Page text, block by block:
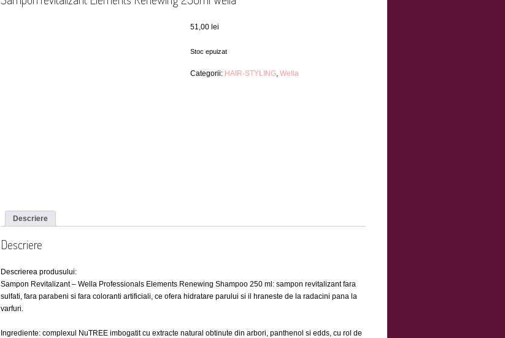
51,00 lei
Stoc epuizat
Categorii: HAIR-STYLING,Wella
Descriere
Descriere
Descrierea produsului:
Sampon Revitalizant – Wella Professionals Elements Renewing Shampoo 250 ml: sampon revitalizant fara
sulfati, fara parabeni si fara coloranti artificiali, ce ofera hidratare parului si il hraneste de la radacini pana la
varfuri.
Ingrediente: complexul NuTREE imbogatit cu extracte natural obtinute din arbori, panthenol si edds, cu rol de